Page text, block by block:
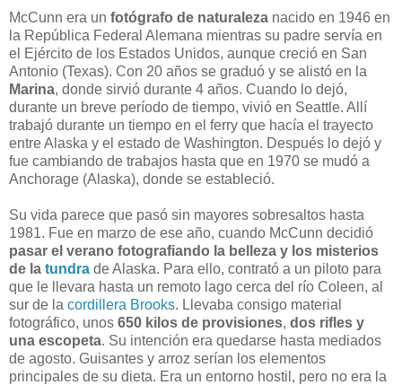
McCunn era un fotógrafo de naturaleza nacido en 1946 en
la República Federal Alemana mientras su padre servía en
el Ejército de los Estados Unidos, aunque creció en San
Antonio (Texas). Con 20 años se graduó y se alistó en la
Marina, donde sirvió durante 4 años. Cuando lo dejó,
durante un breve período de tiempo, vivió en Seattle. Allí
trabajó durante un tiempo en el ferry que hacía el trayecto
entre Alaska y el estado de Washington. Después lo dejó y
fue cambiando de trabajos hasta que en 1970 se mudó a
Anchorage (Alaska), donde se estableció.
Su vida parece que pasó sin mayores sobresaltos hasta
1981. Fue en marzo de ese año, cuando McCunn decidió
pasar el verano fotografiando la belleza y los misterios
de la tundra de Alaska. Para ello, contrató a un piloto para
que le llevara hasta un remoto lago cerca del río Coleen, al
sur de la cordillera Brooks. Llevaba consigo material
fotográfico, unos 650 kilos de provisiones, dos rifles y
una escopeta. Su intención era quedarse hasta mediados
de agosto. Guisantes y arroz serían los elementos
principales de su dieta. Era un entorno hostil, pero no era la